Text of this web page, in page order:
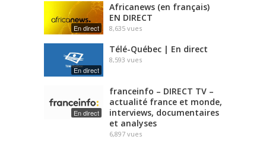
En direct
Africanews (en français)
EN DIRECT
8,635 vues
En direct
Télé-Québec | En direct
8,593 vues
En direct
franceinfo – DIRECT TV –
actualité france et monde,
interviews, documentaires
et analyses
6,897 vues